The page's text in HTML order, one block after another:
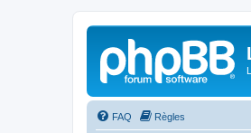
FAQ Règles